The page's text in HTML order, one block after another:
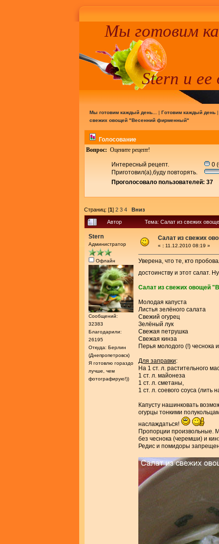
Мы готовим
Stern и ее
Мы готовим каждый день... | Готовим каждый день
свежих овощей "Весенний фирменный"
Голосование
Вопрос: Оцените рецепт!
Интересный рецепт.
0
Приготовил(а),буду повторять.
Проголосовало пользователей: 37
Страниц: [1] 2 3 4 Вниз
Автор Тема: Салат из свежих
Stern
Администратор
Офлайн
Сообщений:
32383
Благодарили:
26195
Откуда: Берлин
(Днепропетровск)
Я готовлю гораздо
лучше, чем
фотографирую!))
Салат из свежих
« : 11.12.2010 08:19 »
Уверена, что те, кто
достоинству и этот салат.
Салат из свежих овощей
Молодая капуста
Листья зелёного салата
Свежий огурец
Зелёный лук
Свежая петрушка
Свежая кинза
Перья молодого (!) чеснока
Для заправки:
На 1 ст. л. растительного
1 ст. л. майонеза
1 ст. л. сметаны,
1 ст. л. соевого соуса (лить
Капусту нашинковать
огурцы тонкими
наслаждаться!
Пропорции произвольные.
без чеснока (черемши) и
Редис и помидоры